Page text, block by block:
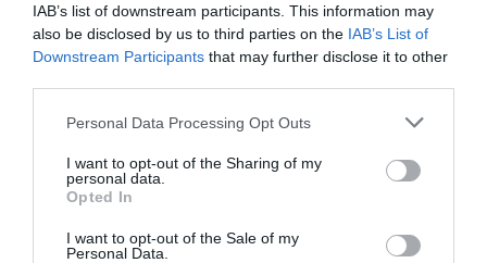
IAB’s list of downstream participants. This information may
also be disclosed by us to third parties on the IAB’s List of
Downstream Participants that may further disclose it to other
Please note that this website/app uses one or more Google
not limited to your visit or usage behaviour. You may click to
grant or deny consent to Google and its third-party tags to
use your data for below specified purposes in below Google
consent section.
Personal Data Processing Opt Outs
I want to opt-out of the Sharing of my
personal data.
Opted In
I want to opt-out of the Sale of my
Personal Data.
ΔΙΕΘΝΗ
AI που θα κερδίζει Νόμπελ – Οι
τολμηρές προβλέψεις της
Anthropic και οι φόβοι για
ανεξέλεγκτη ΤΝ